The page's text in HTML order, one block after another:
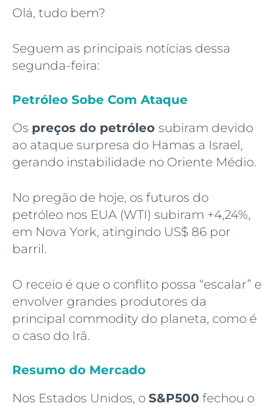
Olá, tudo bem?
Seguem as principais notícias dessa
segunda-feira:
Petróleo Sobe Com Ataque
Os preços do petróleo subiram devido
ao ataque surpresa do Hamas a Israel,
gerando instabilidade no Oriente Médio.
No pregão de hoje, os futuros do
petróleo nos EUA (WTI) subiram +4,24%,
em Nova York, atingindo US$ 86 por
barril.
O receio é que o conflito possa “escalar” e
envolver grandes produtores da
principal commodity do planeta, como é
o caso do Irã.
Resumo do Mercado
Nos Estados Unidos, o S&P500 fechou o